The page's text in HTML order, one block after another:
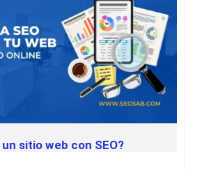
sitio web con SEO?